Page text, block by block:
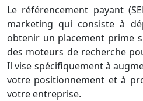
Le référencement payant
marketing qui consiste à
obtenir un placement prime
des moteurs de recherche
Il vise spécifiquement à
votre positionnement et à
votre entreprise.